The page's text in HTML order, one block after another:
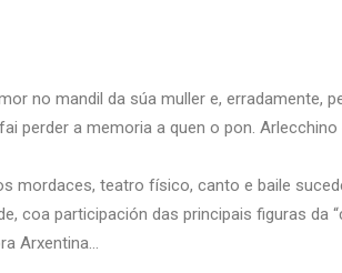
no mandil da súa muller e, erradamente,
perder a memoria a quen o pon.
mordaces, teatro físico, canto e baile
coa participación das principais figuras da
Arxentina…